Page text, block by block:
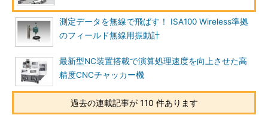
測定データを無線で飛ばす！ ISA100 Wireless準拠
のフィールド無線用振動計
最新型NC装置搭載で演算処理速度を向上させた高
精度CNCチャッカー機
過去の連載記事が 110 件あります